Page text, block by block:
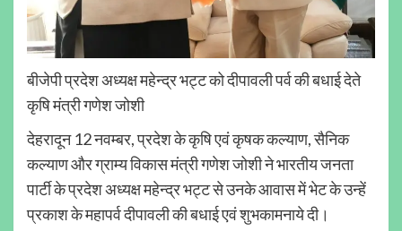
बीजेपी प्रदेश अध्यक्ष महेन्द्र भट्ट को दीपावली पर्व की बधाई देते
कृषि मंत्री गणेश जोशी
देहरादून 12 नवम्बर, प्रदेश के कृषि एवं कृषक कल्याण, सैनिक
कल्याण और ग्राम्य विकास मंत्री गणेश जोशी ने भारतीय जनता
पार्टी के प्रदेश अध्यक्ष महेन्द्र भट्ट से उनके आवास में भेट के उन्हें
प्रकाश के महापर्व दीपावली की बधाई एवं शुभकामनाये दी।